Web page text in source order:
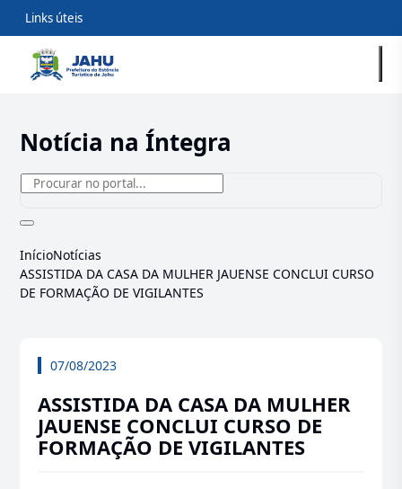
Links úteis
Notícia na Íntegra
InícioNotícias
ASSISTIDA DA CASA DA MULHER JAUENSE CONCLUI CURSO
DE FORMAÇÃO DE VIGILANTES
07/08/2023
ASSISTIDA DA CASA DA MULHER
JAUENSE CONCLUI CURSO DE
FORMAÇÃO DE VIGILANTES